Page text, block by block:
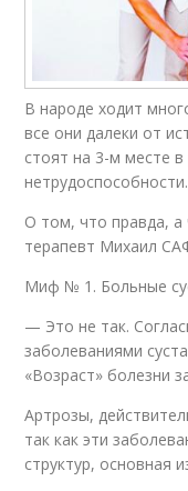
В народе ходит
все они далеки от
стоят на 3-м месте в
нетрудоспособности.
О том, что правда, а
терапевт Михаил
Миф № 1. Больные
— Это не так.
заболеваниями
«Возраст» болезни
Артрозы,
так как эти
структур, основная